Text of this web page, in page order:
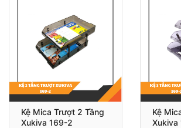
Kệ Mica Trượt 2 Tầng
Xukiva 169-2
Kệ
Xukiva